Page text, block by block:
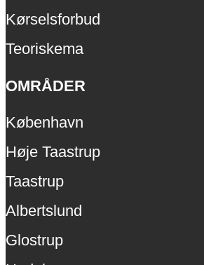
Kørselsforbud
Teoriskema
OMRÅDER
København
Høje Taastrup
Taastrup
Albertslund
Glostrup